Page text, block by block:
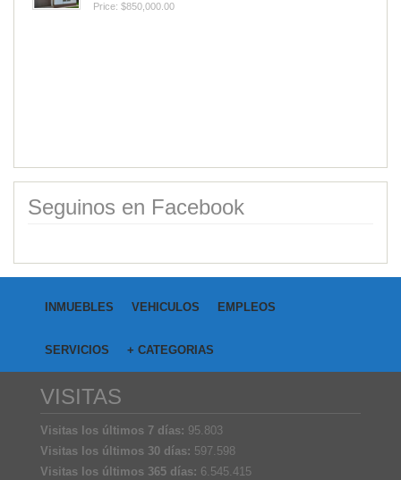
Price: $850,000.00
Seguinos en Facebook
INMUEBLES VEHICULOS EMPLEOS
SERVICIOS + CATEGORIAS
VISITAS
Visitas los últimos 7 días: 95.803
Visitas los últimos 30 días: 597.598
Visitas los últimos 365 días: 6.545.415